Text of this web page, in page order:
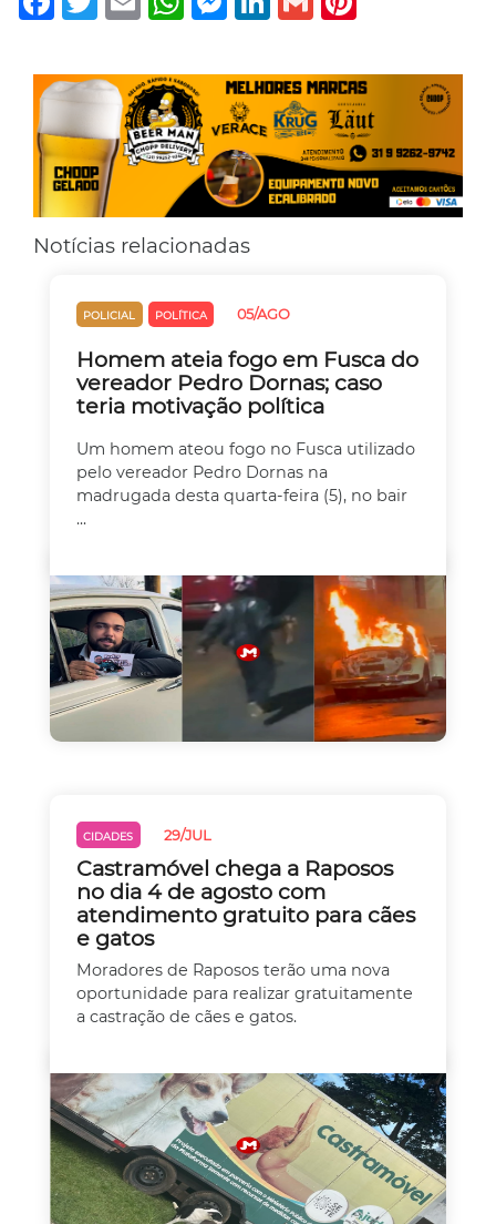
Notícias relacionadas
POLICIAL POLÍTICA 05/AGO
Homem ateia fogo em Fusca do
vereador Pedro Dornas; caso
teria motivação política
Um homem ateou fogo no Fusca utilizado
pelo vereador Pedro Dornas na
madrugada desta quarta-feira (5), no bair
...
CIDADES 29/JUL
Castramóvel chega a Raposos
no dia 4 de agosto com
atendimento gratuito para cães
e gatos
Moradores de Raposos terão uma nova
oportunidade para realizar gratuitamente
a castração de cães e gatos.